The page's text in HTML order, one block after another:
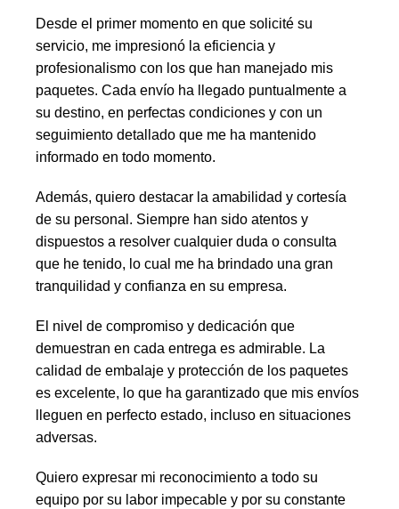
Desde el primer momento en que solicité su
servicio, me impresionó la eficiencia y
profesionalismo con los que han manejado mis
paquetes. Cada envío ha llegado puntualmente a
su destino, en perfectas condiciones y con un
seguimiento detallado que me ha mantenido
informado en todo momento.
Además, quiero destacar la amabilidad y cortesía
de su personal. Siempre han sido atentos y
dispuestos a resolver cualquier duda o consulta
que he tenido, lo cual me ha brindado una gran
tranquilidad y confianza en su empresa.
El nivel de compromiso y dedicación que
demuestran en cada entrega es admirable. La
calidad de embalaje y protección de los paquetes
es excelente, lo que ha garantizado que mis envíos
lleguen en perfecto estado, incluso en situaciones
adversas.
Quiero expresar mi reconocimiento a todo su
equipo por su labor impecable y por su constante